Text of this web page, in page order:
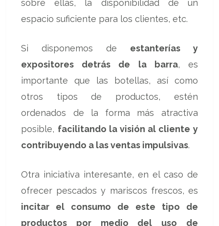
sobre ellas, la disponibilidad de un
espacio suficiente para los clientes, etc.
Si disponemos de estanterías y
expositores detrás de la barra, es
importante que las botellas, así como
otros tipos de productos, estén
ordenados de la forma más atractiva
posible, facilitando la visión al cliente y
contribuyendo a las ventas impulsivas.
Otra iniciativa interesante, en el caso de
ofrecer pescados y mariscos frescos, es
incitar el consumo de este tipo de
productos por medio del uso de